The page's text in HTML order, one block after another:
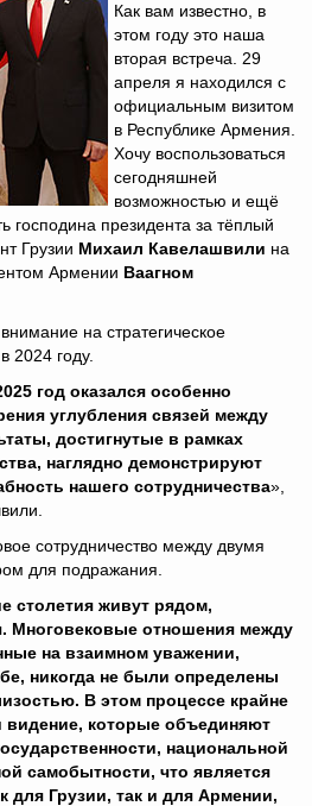
Как вам известно, в
этом году это наша
вторая встреча. 29
апреля я находился с
официальным визитом
в Республике Армения.
Хочу воспользоваться
сегодняшней
возможностью и ещё
господина президента за тёплый
Грузии Михаил Кавелашвили на
Армении Ваагном
на стратегическое
2024 году.
год оказался особенно
углубления связей между
достигнутые в рамках
наглядно демонстрируют
нашего сотрудничества»,
сотрудничество между двумя
для подражания.
столетия живут рядом,
Многовековые отношения между
на взаимном уважении,
никогда не были определены
В этом процессе крайне
которые объединяют
национальной
самобытности, что является
для Грузии, так и для Армении,